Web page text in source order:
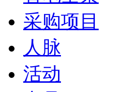
采购项目
人脉
活动